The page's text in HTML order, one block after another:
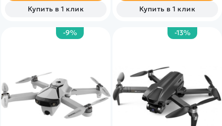
ActiveTrack 360° с новым
режимом трассировки и
FHD на 20 км, что дает еще
больше возможностей как
Купить в 1 клик
Купить в 1 клик
-9% -13%